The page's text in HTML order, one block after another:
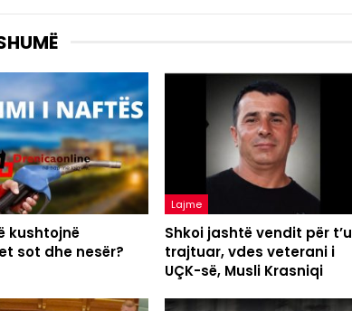
kushtojnë
sot dhe nesër?
Lajme
Shkoi jashtë vendit për t’u
trajtuar, vdes veterani i
UÇK-së, Musli Krasniqi